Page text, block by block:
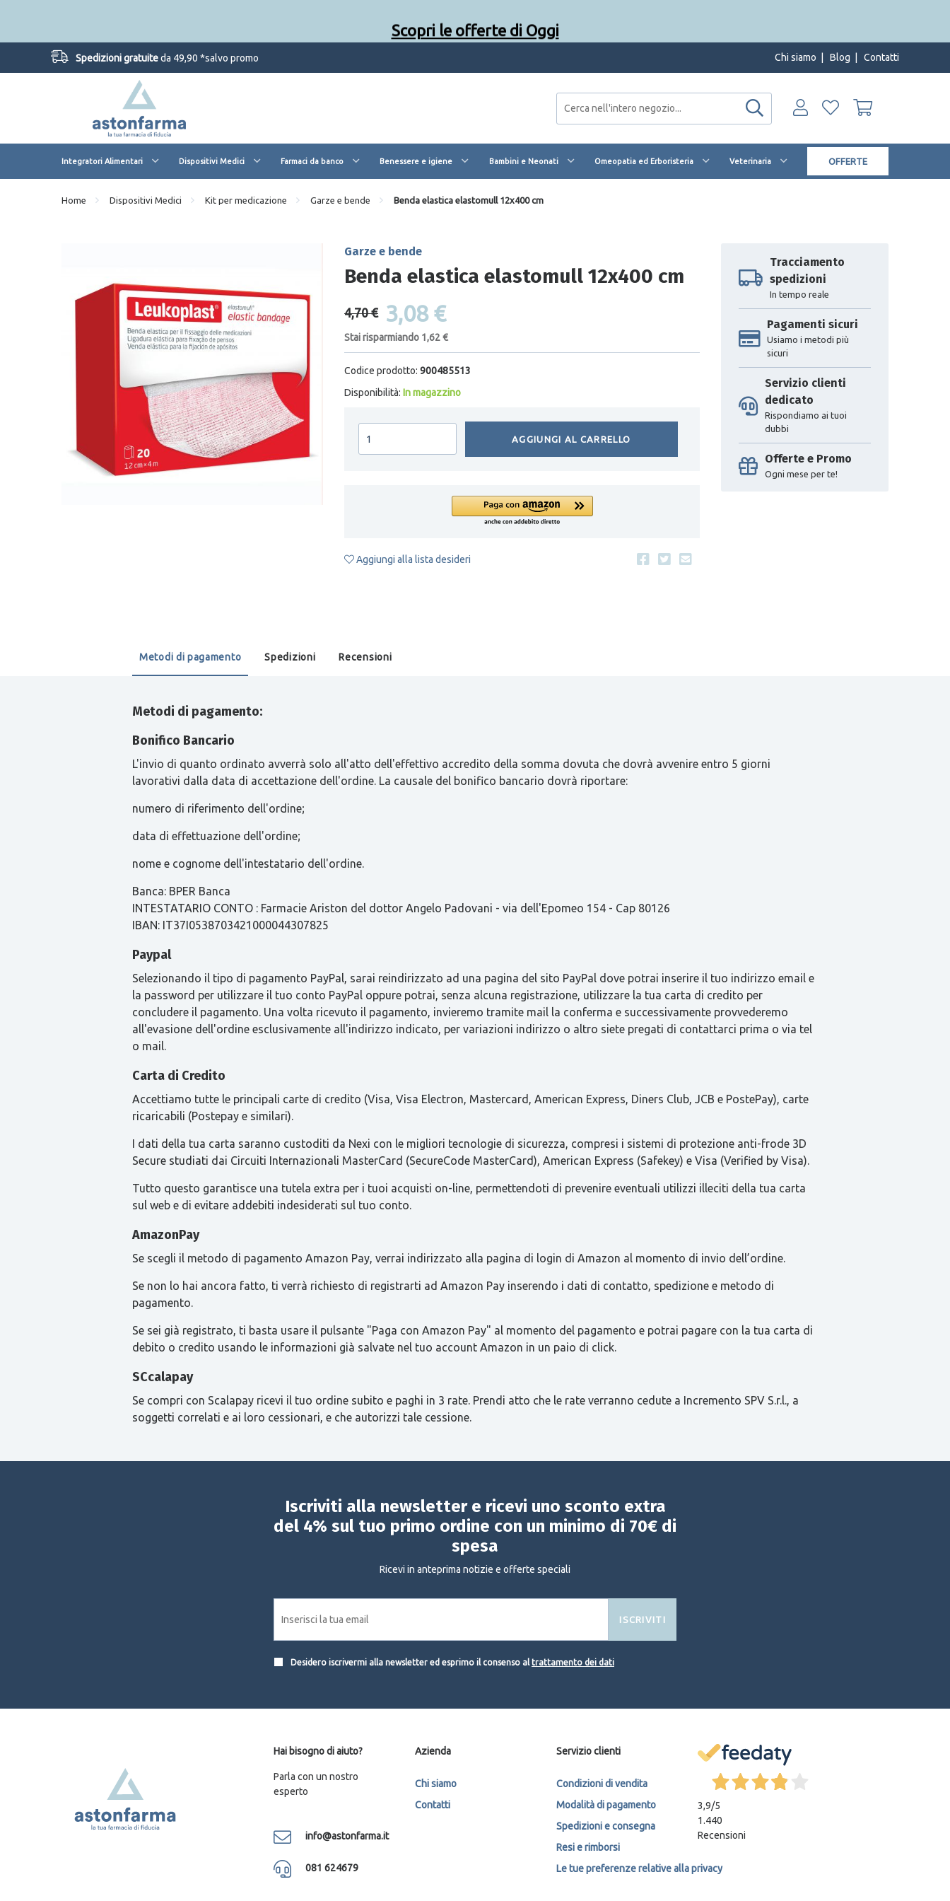
Spedizioni gratuiteda 49,90 *salvo promo Chi siamo Blog Contatti
Integratori Alimentari Dispositivi Medici Farmaci da banco Benessere e igiene Bambini e Neonati Omeopatia ed Erboristeria Veterinaria OFFERTE
Home Dispositivi Medici Kit per medicazione Garze e bende Benda elastica elastomull 12x400 cm
Garze e bende
Benda elastica elastomull 12x400 cm
4,70 € 3,08 €
Stai risparmiando 1,62 €
Codice prodotto: 900485513
Disponibilità: In magazzino
AGGIUNGI AL CARRELLO
Aggiungi alla lista desideri
Tracciamento
spedizioni
In tempo reale
Pagamenti sicuri
Usiamo i metodi più
sicuri
Servizio clienti
dedicato
Rispondiamo ai tuoi
dubbi
Offerte e Promo
Ogni mese per te!
Metodi di pagamento Spedizioni Recensioni
Metodi di pagamento:
Bonifico Bancario
L'invio di quanto ordinato avverrà solo all'atto dell'effettivo accredito della somma dovuta che dovrà avvenire entro 5 giorni
lavorativi dalla data di accettazione dell'ordine. La causale del bonifico bancario dovrà riportare:
numero di riferimento dell'ordine;
data di effettuazione dell'ordine;
nome e cognome dell'intestatario dell'ordine.
Banca: BPER Banca
INTESTATARIO CONTO : Farmacie Ariston del dottor Angelo Padovani - via dell'Epomeo 154 - Cap 80126
IBAN: IT37I0538703421000044307825
Paypal
Selezionando il tipo di pagamento PayPal, sarai reindirizzato ad una pagina del sito PayPal dove potrai inserire il tuo indirizzo email e
la password per utilizzare il tuo conto PayPal oppure potrai, senza alcuna registrazione, utilizzare la tua carta di credito per
concludere il pagamento. Una volta ricevuto il pagamento, invieremo tramite mail la conferma e successivamente provvederemo
all'evasione dell'ordine esclusivamente all'indirizzo indicato, per variazioni indirizzo o altro siete pregati di contattarci prima o via tel
o mail.
Carta di Credito
Accettiamo tutte le principali carte di credito (Visa, Visa Electron, Mastercard, American Express, Diners Club, JCB e PostePay), carte
ricaricabili (Postepay e similari).
I dati della tua carta saranno custoditi da Nexi con le migliori tecnologie di sicurezza, compresi i sistemi di protezione anti-frode 3D
Secure studiati dai Circuiti Internazionali MasterCard (SecureCode MasterCard), American Express (Safekey) e Visa (Verified by Visa).
Tutto questo garantisce una tutela extra per i tuoi acquisti on-line, permettendoti di prevenire eventuali utilizzi illeciti della tua carta
sul web e di evitare addebiti indesiderati sul tuo conto.
AmazonPay
Se scegli il metodo di pagamento Amazon Pay, verrai indirizzato alla pagina di login di Amazon al momento di invio dell’ordine.
Se non lo hai ancora fatto, ti verrà richiesto di registrarti ad Amazon Pay inserendo i dati di contatto, spedizione e metodo di
pagamento.
Se sei già registrato, ti basta usare il pulsante "Paga con Amazon Pay" al momento del pagamento e potrai pagare con la tua carta di
debito o credito usando le informazioni già salvate nel tuo account Amazon in un paio di click.
SCcalapay
Se compri con Scalapay ricevi il tuo ordine subito e paghi in 3 rate. Prendi atto che le rate verranno cedute a Incremento SPV S.r.l., a
soggetti correlati e ai loro cessionari, e che autorizzi tale cessione.
Iscriviti alla newsletter e ricevi uno sconto extra
del 4% sul tuo primo ordine con un minimo di 70€ di
spesa
Ricevi in anteprima notizie e offerte speciali
ISCRIVITI
Desidero iscrivermi alla newsletter ed esprimo il consenso altrattamento dei dati
Hai bisogno di aiuto?
Parla con un nostro
esperto
info@astonfarma.it
081 624679
Azienda
Chi siamo
Contatti
Servizio clienti
Condizioni di vendita
Modalità di pagamento
Spedizioni e consegna
Resi e rimborsi
Le tue preferenze relative alla privacy
3,9/5
1.440
Recensioni
Scopri le offerte di Oggi